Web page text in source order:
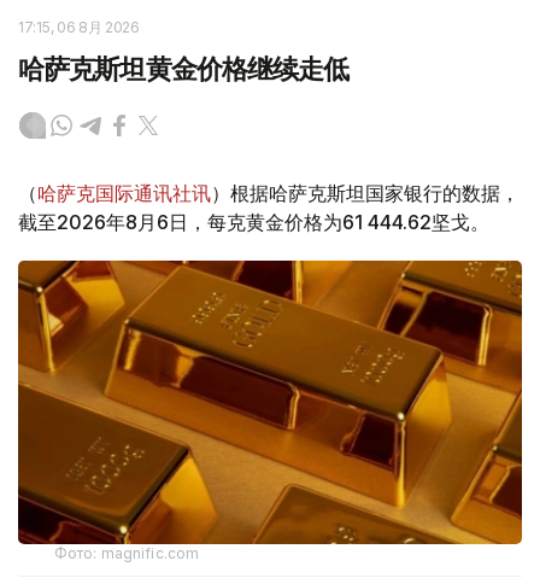
17:15, 06 8月 2026
哈萨克斯坦黄金价格继续走低
（哈萨克国际通讯社讯）根据哈萨克斯坦国家银行的数据，
截至2026年8月6日，每克黄金价格为61 444.62坚戈。
Фото: magnific.com